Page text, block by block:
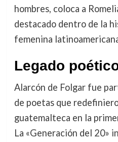
hombres, coloca a
destacado dentro de la
femenina
Legado
Alarcón de Folgar fue
de poetas que
guatemalteca en la
La «Generación del 20»